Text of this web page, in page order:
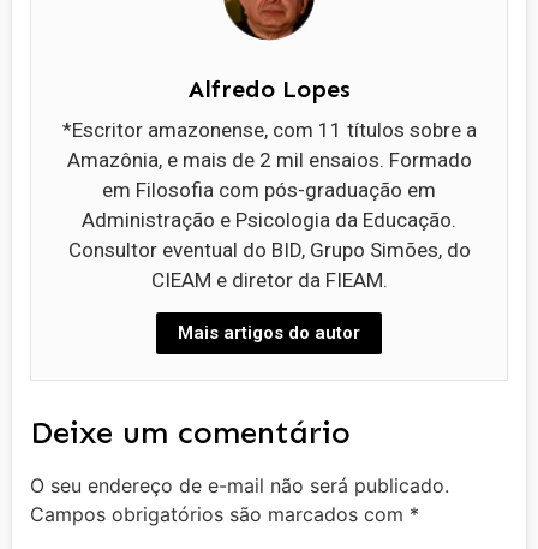
Alfredo Lopes
*Escritor amazonense, com 11 títulos sobre a
Amazônia, e mais de 2 mil ensaios. Formado
em Filosofia com pós-graduação em
Administração e Psicologia da Educação.
Consultor eventual do BID, Grupo Simões, do
CIEAM e diretor da FIEAM.
Mais artigos do autor
Deixe um comentário
O seu endereço de e-mail não será publicado.
Campos obrigatórios são marcados com *